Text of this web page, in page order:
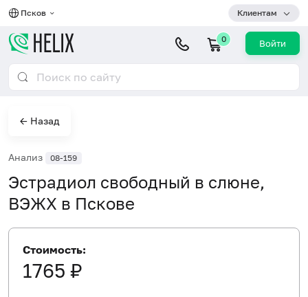
Псков Клиентам
0 Войти
← Назад
Анализ 08-159
Эстрадиол свободный в слюне,
ВЭЖХ в Пскове
Стоимость:
1765 ₽